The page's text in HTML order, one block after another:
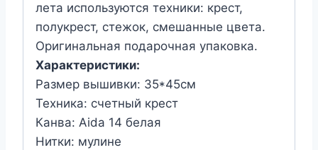
лета используются техники: крест,
полукрест, стежок, смешанные цвета.
Оригинальная подарочная упаковка.
Характеристики:
Размер вышивки: 35*45см
Техника: счетный крест
Канва: Aida 14 белая
Нитки: мулине